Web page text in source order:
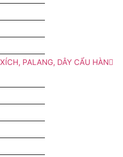
PALANG, DÂY CẨU HÀN